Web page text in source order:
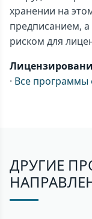
хранении на
предписанием,
риском для
· Все программы
ДРУГИЕ